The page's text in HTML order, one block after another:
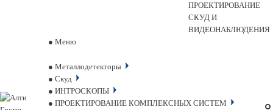
ПРОЕКТИРОВАНИЕ
СКУД И
ВИДЕОНАБЛЮДЕНИЯ
Меню
Металлодетекторы
Скуд
ИНТРОСКОПЫ
ПРОЕКТИРОВАНИЕ КОМПЛЕКСНЫХ СИСТЕМ